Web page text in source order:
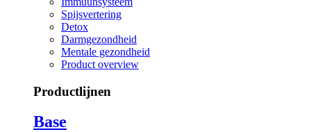
Spijsvertering
Detox
Darmgezondheid
Mentale gezondheid
Product overview
Productlijnen
Base